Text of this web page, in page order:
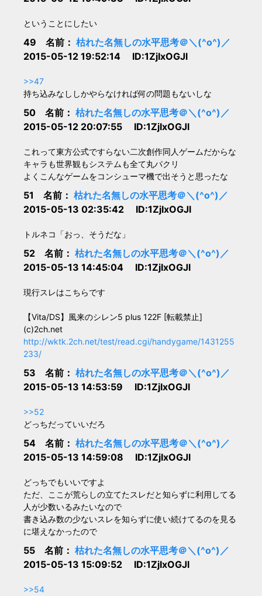
ということにしたい
49 名前： 枯れた名無しの水平思考＠＼(^o^)／
2015-05-12 19:52:14 ID:1ZjIxOGJl
>>47
持ち込みなししかやらなければ何の問題もないしな
50 名前： 枯れた名無しの水平思考＠＼(^o^)／
2015-05-12 20:07:55 ID:1ZjIxOGJl
これって東方公式ですらない二次創作同人ゲームだからな
キャラも世界観もシステムも全て丸パクリ
よくこんなゲームをコンシューマ機で出そうと思ったな
51 名前： 枯れた名無しの水平思考＠＼(^o^)／
2015-05-13 02:35:42 ID:1ZjIxOGJl
トルネコ「おっ、そうだな」
52 名前： 枯れた名無しの水平思考＠＼(^o^)／
2015-05-13 14:45:04 ID:1ZjIxOGJl
現行スレはこちらです
【Vita/DS】風来のシレン5 plus 122F [転載禁止]
(c)2ch.net
http://wktk.2ch.net/test/read.cgi/handygame/1431255
233/
53 名前： 枯れた名無しの水平思考＠＼(^o^)／
2015-05-13 14:53:59 ID:1ZjIxOGJl
>>52
どっちだっていいだろ
54 名前： 枯れた名無しの水平思考＠＼(^o^)／
2015-05-13 14:59:08 ID:1ZjIxOGJl
どっちでもいいですよ
ただ、ここが荒らしの立てたスレだと知らずに利用してる
人が少数いるみたいなので
書き込み数の少ないスレを知らずに使い続けてるのを見る
に堪えなかったので
55 名前： 枯れた名無しの水平思考＠＼(^o^)／
2015-05-13 15:09:52 ID:1ZjIxOGJl
>>54